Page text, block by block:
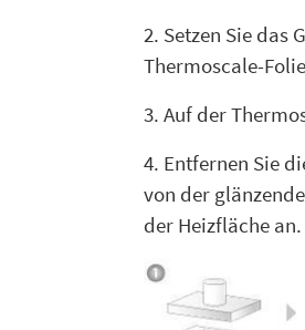
2. Setzen Sie das
Thermoscale-
3. Auf der
4. Entfernen Sie
von der
der Heizfläche an.